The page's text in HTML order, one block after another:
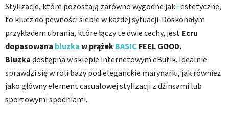
Stylizacje, które pozostają zarówno wygodne jak i estetyczne,
to klucz do pewności siebie w każdej sytuacji. Doskonałym
przykładem ubrania, które łączy te dwie cechy, jest Ecru
dopasowana bluzka w prążek BASIC FEEL GOOD.
Bluzka dostępna w sklepie internetowym eButik. Idealnie
sprawdzi się w roli bazy pod eleganckie marynarki, jak również
jako główny element casualowej stylizacji z dżinsami lub
sportowymi spodniami.